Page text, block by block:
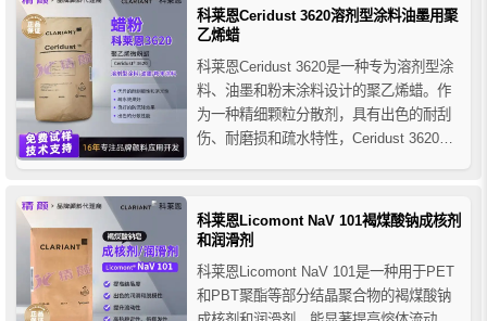
科莱恩Ceridust 3620溶剂型涂料油墨用聚
乙烯蜡
科莱恩Ceridust 3620是一种专为溶剂型涂
料、油墨和粉末涂料设计的聚乙烯蜡。作
为一种精细颗粒分散剂，具有出色的耐刮
伤、耐磨损和疏水特性，Ceridust 3620聚
过增强颜料的分散性并防止颜料颗粒团
聚，改进了着色强度和分散稳定性...
科莱恩Licomont NaV 101褐煤酸钠成核剂
和润滑剂
科莱恩Licomont NaV 101是一种用于PET
和PBT聚酯等部分结晶聚合物的褐煤酸钠